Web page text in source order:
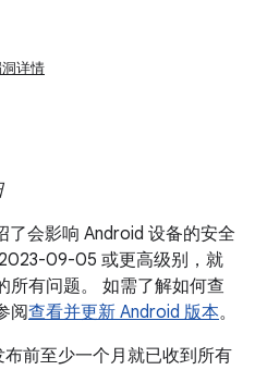
详情
了会影响 Android 设备的安全
09-05 或更高级别，就
所有问题。 如需了解如何查
阅查看并更新 Android 版本。
前至少一个月就已收到所有